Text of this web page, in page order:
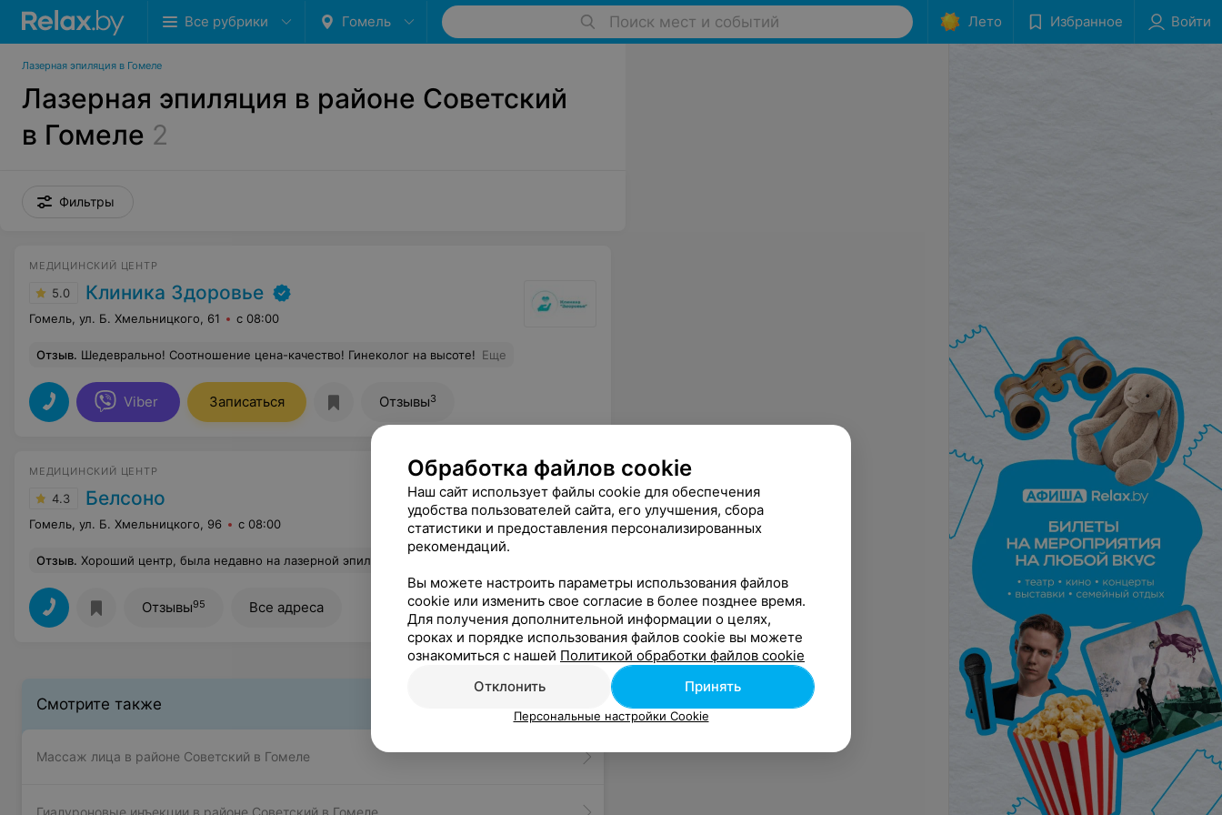
Все рубрики Гомель Поиск мест и событий Лето Избранное Войти
Лазерная эпиляция в Гомеле
Лазерная эпиляция в районе Советский
в Гомеле 2
Фильтры
МЕДИЦИНСКИЙ ЦЕНТР
5.0 Клиника Здоровье
Гомель, ул. Б. Хмельницкого, 61 с 08:00
Отзыв. Шедеврально! Соотношение цена-качество! Гинеколог на высоте! Еще
Viber Записаться Отзывы3
МЕДИЦИНСКИЙ ЦЕНТР
4.3 Белсоно
Гомель, ул. Б. Хмельницкого, 96 с 08:00
Отзыв. Хороший центр, была недавно на лазерной эпиляции, все понравилось Качественный результат, вежливый и профессиональный доктор. Все на высшем уровне.
Отзывы95 Все адреса
Смотрите также
Массаж лица в районе Советский в Гомеле
Гиалуроновые инъекции в районе Советский в Гомеле
Обработка файлов cookie
Наш сайт использует файлы cookie для обеспечения
удобства пользователей сайта, его улучшения, сбора
статистики и предоставления персонализированных
рекомендаций.
Вы можете настроить параметры использования файлов
cookie или изменить свое согласие в более позднее время.
Для получения дополнительной информации о целях,
сроках и порядке использования файлов cookie вы можете
ознакомиться с нашей Политикой обработки файлов cookie
Отклонить
Принять
Персональные настройки Cookie